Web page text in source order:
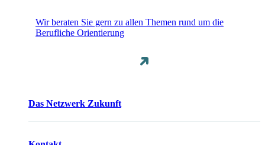
Wir beraten Sie gern zu allen Themen rund um die
Berufliche Orientierung
Das Netzwerk Zukunft